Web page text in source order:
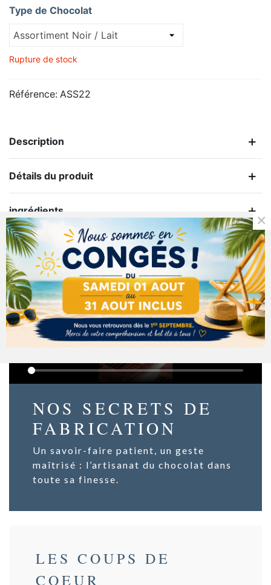
Type de Chocolat
Rupture de stock
Référence: ASS22
Description
Détails du produit
ingrédients
NOS SECRETS DE
FABRICATION
Un savoir-faire patient, un geste
maîtrisé : l’artisanat du chocolat dans
toute sa finesse.
LES COUPS DE
COEUR
×